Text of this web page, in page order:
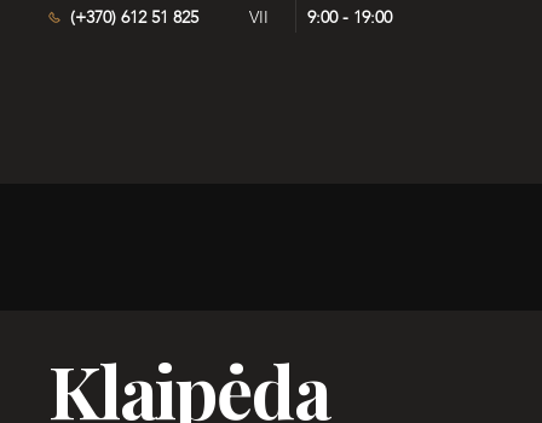
(+370) 612 51 825
VII
9:00 - 19:00
Klaipėda